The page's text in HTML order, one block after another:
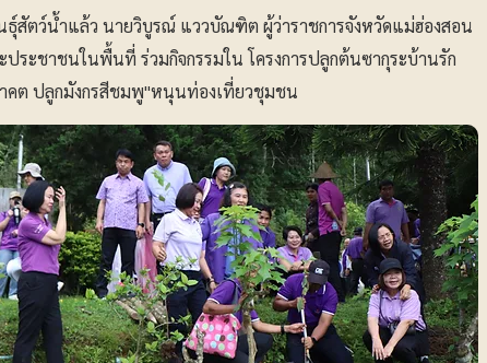
สัตว์น้ำแล้ว นายวิบูรณ์ แววบัณฑิต ผู้ว่าราชการจังหวัดแม่ฮ่องสอน
ระชาชนในพื้นที่ ร่วมกิจกรรมใน โครงการปลูกต้นซากุระบ้านรัก
คต ปลูกมังกรสีชมพู"หนุนท่องเที่ยวชุมชน